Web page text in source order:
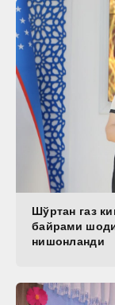
Шўртан газ
байрами
нишонланди